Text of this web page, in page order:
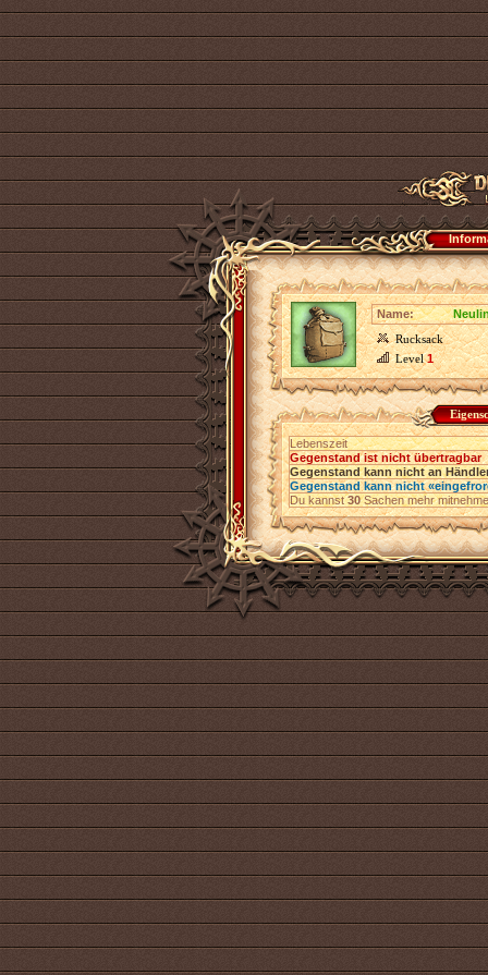
Name:
Rucksack
Level1
Lebenszeit
Gegenstand ist nicht übertragbar
Gegenstand kann nicht an
Gegenstand kann nicht
Du kannst30Sachen mehr